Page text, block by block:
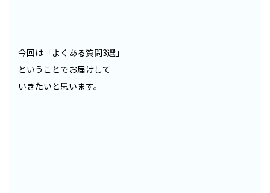
今回は「よくある質問3選」
ということでお届けして
いきたいと思います。